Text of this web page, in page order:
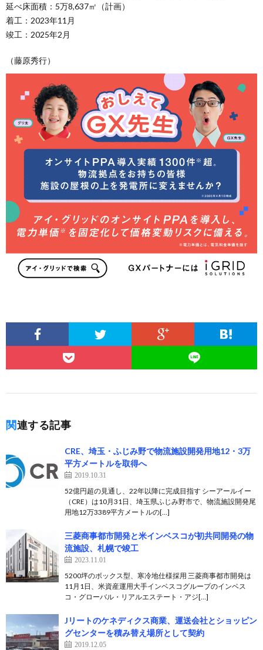
延べ床面積：5万8,637㎡（計画）
着工：2023年11月
竣工：2025年2月
（藤原秀行）
関連する記事
CRE、埼玉・ふじみ野で物流施設開発用地12・3万
平方メートルを取得へ
2019.10.31
52億円超の見通し、22年以降に完成目指す シーアールイー
（CRE）は10月31日、埼玉県ふじみ野市で、物流施設開発尾
用地12万3389平方メートルの[…]
三菱商事都市開発と米インベスコが初共同開発の物
流施設、札幌で竣工
2023.11.01
5200坪のボックス型、寒冷地仕様採用 三菱商事都市開発は
11月1日、米資産運用大手インベスコグループのインベス
コ・グローバル・リアルエステート・アジ[…]
Jリートのケネディクス商業、運送会社とショッピン
グセンターを積み替え場所として契約
2019.12.05